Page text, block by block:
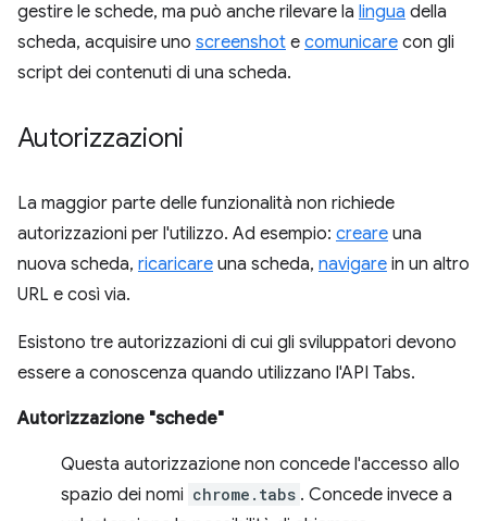
gestire le schede, ma può anche rilevare la lingua della
scheda, acquisire uno screenshot e comunicare con gli
script dei contenuti di una scheda.
Autorizzazioni
La maggior parte delle funzionalità non richiede
autorizzazioni per l'utilizzo. Ad esempio: creare una
nuova scheda, ricaricare una scheda, navigare in un altro
URL e così via.
Esistono tre autorizzazioni di cui gli sviluppatori devono
essere a conoscenza quando utilizzano l'API Tabs.
Autorizzazione "schede"
Questa autorizzazione non concede l'accesso allo
spazio dei nomi chrome.tabs . Concede invece a